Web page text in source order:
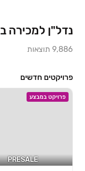
נדל"ן למכירה
9,886 תוצאות
פרויקטים חדשים
פרויקט במבצע
PRESALE